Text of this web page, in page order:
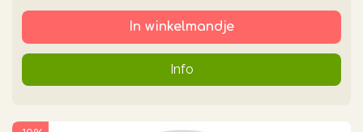
In winkelmandje
Info